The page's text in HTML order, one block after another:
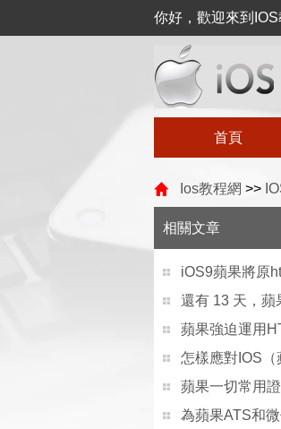
你好，歡迎來到IOS
首頁
Ios教程網 >>
相關文章